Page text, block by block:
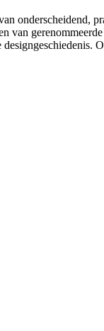
onderscheidend,